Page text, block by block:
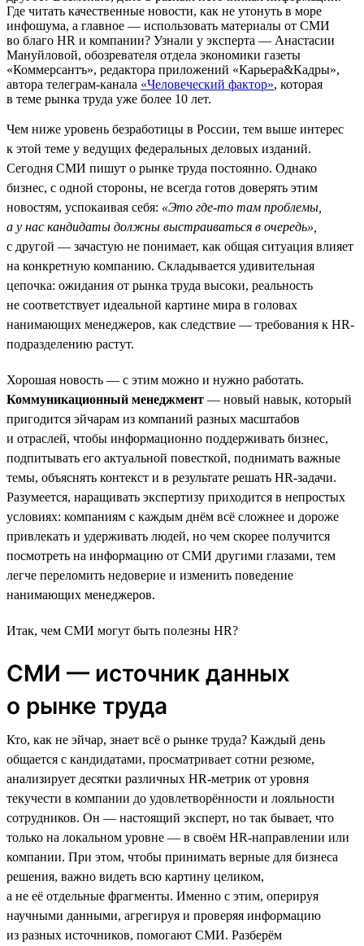
Где читать качественные новости, как не утонуть в море
инфошума, а главное — использовать материалы от СМИ
во благо HR и компании? Узнали у эксперта — Анастасии
Мануйловой, обозревателя отдела экономики газеты
«Коммерсантъ», редактора приложений «Карьера&Кадры»,
автора телеграм-канала «Человеческий фактор», которая
в теме рынка труда уже более 10 лет.
Чем ниже уровень безработицы в России, тем выше интерес
к этой теме у ведущих федеральных деловых изданий.
Сегодня СМИ пишут о рынке труда постоянно. Однако
бизнес, с одной стороны, не всегда готов доверять этим
новостям, успокаивая себя: «Это где-то там проблемы,
а у нас кандидаты должны выстраиваться в очередь»,
с другой — зачастую не понимает, как общая ситуация влияет
на конкретную компанию. Складывается удивительная
цепочка: ожидания от рынка труда высоки, реальность
не соответствует идеальной картине мира в головах
нанимающих менеджеров, как следствие — требования к HR-
подразделению растут.
Хорошая новость — с этим можно и нужно работать.
Коммуникационный менеджмент — новый навык, который
пригодится эйчарам из компаний разных масштабов
и отраслей, чтобы информационно поддерживать бизнес,
подпитывать его актуальной повесткой, поднимать важные
темы, объяснять контекст и в результате решать HR-задачи.
Разумеется, наращивать экспертизу приходится в непростых
условиях: компаниям с каждым днём всё сложнее и дороже
привлекать и удерживать людей, но чем скорее получится
посмотреть на информацию от СМИ другими глазами, тем
легче переломить недоверие и изменить поведение
нанимающих менеджеров.
Итак, чем СМИ могут быть полезны HR?
СМИ — источник данных
о рынке труда
Кто, как не эйчар, знает всё о рынке труда? Каждый день
общается с кандидатами, просматривает сотни резюме,
анализирует десятки различных HR-метрик от уровня
текучести в компании до удовлетворённости и лояльности
сотрудников. Он — настоящий эксперт, но так бывает, что
только на локальном уровне — в своём HR-направлении или
компании. При этом, чтобы принимать верные для бизнеса
решения, важно видеть всю картину целиком,
а не её отдельные фрагменты. Именно с этим, оперируя
научными данными, агрегируя и проверяя информацию
из разных источников, помогают СМИ. Разберём